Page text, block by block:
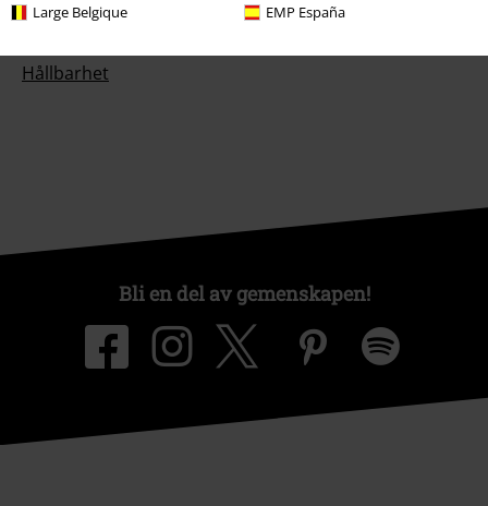
Large Belgique EMP España
Hållbarhet
Bli en del av gemenskapen!